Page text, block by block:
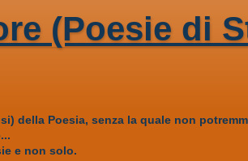
(Poesie di
della Poesia, senza la quale non
e non solo.